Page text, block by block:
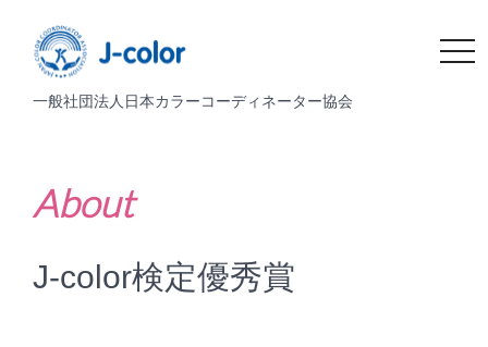
一般社団法人日本カラーコーディネーター協会
t
About
J-color検定優秀賞